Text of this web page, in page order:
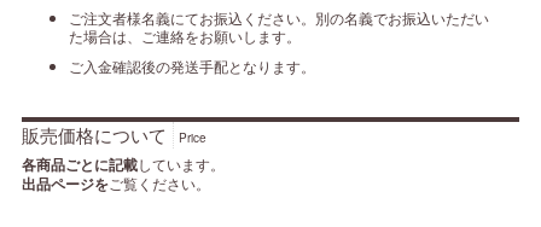
ご注文者様名義にてお振込ください。別の名義でお振込いただい
た場合は、ご連絡をお願いします。
ご入金確認後の発送手配となります。
販売価格について Price
各商品ごとに記載しています。
出品ページをご覧ください。